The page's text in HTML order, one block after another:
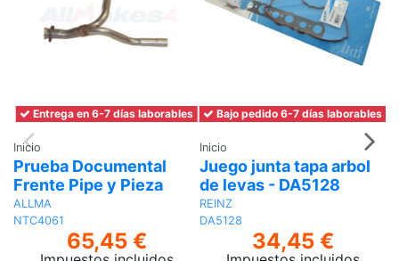
Entrega en 6-7 días laborables
Inicio
Prueba Documental
Frente Pipe y Pieza
ALLMA
NTC4061
65,45 €
Bajo pedido 6-7 días laborables
Inicio
Juego junta tapa arbol
de levas - DA5128
REINZ
DA5128
34,45 €